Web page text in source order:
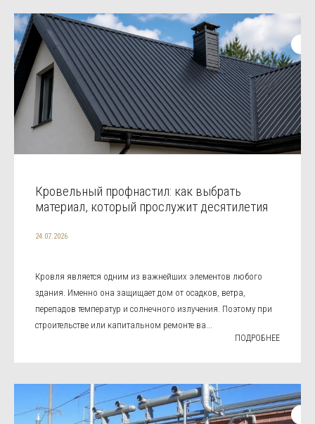
Кровельный профнастил: как выбрать
материал, который прослужит десятилетия
24.07.2026
Кровля является одним из важнейших элементов любого
здания. Именно она защищает дом от осадков, ветра,
перепадов температур и солнечного излучения. Поэтому при
строительстве или капитальном ремонте ва...
ПОДРОБНЕЕ